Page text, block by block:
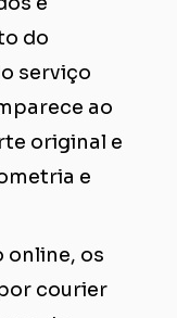
do
serviço
ao
original e
e
online, os
courier